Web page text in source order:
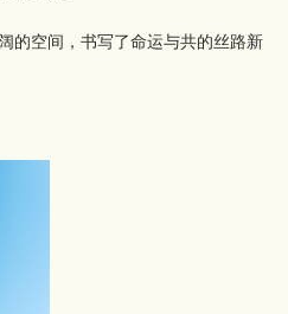
的空间，书写了命运与共的丝路新